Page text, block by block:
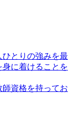
ひとりの強みを最
に着けることを
師資格を持ってお